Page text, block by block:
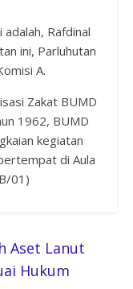
Rafdinal
ini, Parluhutan
A.
Zakat BUMD
1962, BUMD
kegiatan
di Aula
01)
Aset Lanut
Hukum